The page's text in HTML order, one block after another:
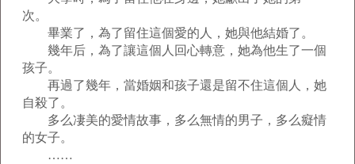
次。
畢業了，為了留住這個愛的人，她與他結婚了。
幾年后，為了讓這個人回心轉意，她為他生了一個
孩子。
再過了幾年，當婚姻和孩子還是留不住這個人，她
自殺了。
多么凄美的愛情故事，多么無情的男子，多么癡情
的女子。
……